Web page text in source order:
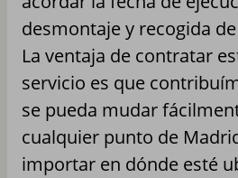
desmontaje y recogida
La ventaja de contratar
servicio es que
se pueda mudar
cualquier punto de
importar en dónde esté